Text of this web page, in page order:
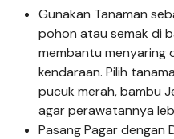
Gunakan Tanaman
pohon atau semak di
membantu menyaring
kendaraan. Pilih
pucuk merah, bambu
agar perawatannya
Pasang Pagar dengan